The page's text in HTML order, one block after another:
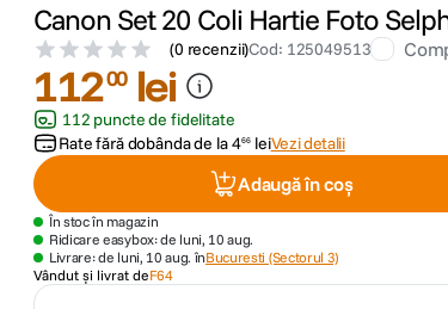
Canon Set 20 Coli Hartie Foto
(0 recenzii)Cod: 125049513
11200 lei
112 puncte de fidelitate
Rate fără dobânda de la466 leiVezi detalii
Adaugă în coș
În stoc în magazin
Ridicare easybox: de luni, 10 aug.
Livrare: de luni, 10 aug. înBucuresti (Sectorul 3)
Vândut și livrat deF64